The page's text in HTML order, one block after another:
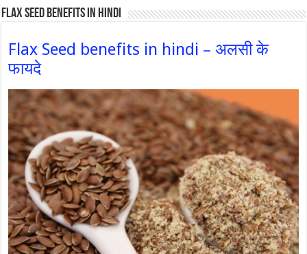
Flax Seed Benefits in hindi
Flax Seed benefits in hindi – अलसी के
फायदे